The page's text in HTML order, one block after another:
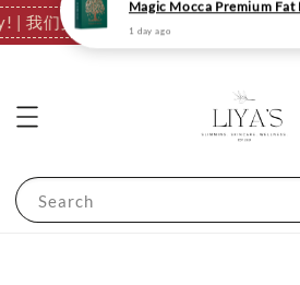
我们支持全球发货，运费结算页自动
Search